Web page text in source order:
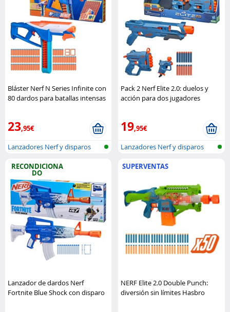
Bláster Nerf N Series Infinite con
80 dardos para batallas intensas
23,95€
Lanzadores Nerf y disparos
Pack 2 Nerf Elite 2.0: duelos y
acción para dos jugadores
19,95€
Lanzadores Nerf y disparos
RECONDICIONA
DO
Lanzador de dardos Nerf
Fortnite Blue Shock con disparo
SUPERVENTAS
NERF Elite 2.0 Double Punch:
diversión sin límites Hasbro